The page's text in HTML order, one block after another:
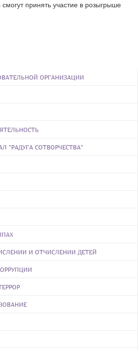
смогут принять участие в розыгрыше
ОРГАНИЗАЦИИ
"РАДУГА СОТВОРЧЕСТВА"
И ОТЧИСЛЕНИИ ДЕТЕЙ